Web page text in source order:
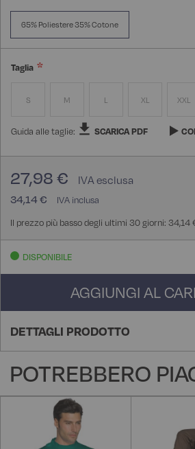
65% Poliestere 35% Cotone
Taglia
S M L XL XXL
Guida alle taglie: SCARICA PDF
34,14 €
27,98 €
Il prezzo più basso degli ultimi 30 giorni: 34,14
DISPONIBILE
AGGIUNGI AL
DETTAGLI PRODOTTO
POTREBBERO